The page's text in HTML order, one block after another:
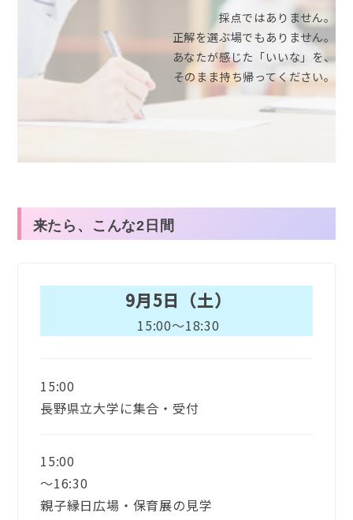
採点ではありません。
正解を選ぶ場でもありません。
あなたが感じた「いいな」を、
そのまま持ち帰ってください。
来たら、こんな2日間
9月5日（土）
15:00〜18:30
15:00
長野県立大学に集合・受付
15:00
〜16:30
親子縁日広場・保育展の見学